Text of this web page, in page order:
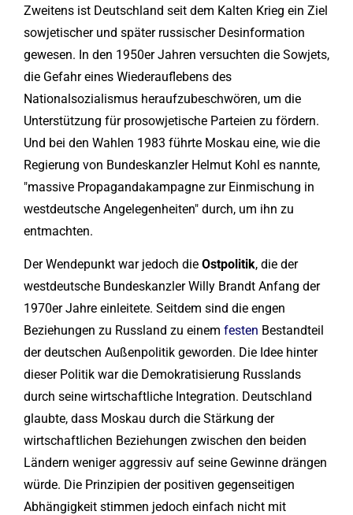
Zweitens ist Deutschland seit dem Kalten Krieg ein Ziel
sowjetischer und später russischer Desinformation
gewesen. In den 1950er Jahren versuchten die Sowjets,
die Gefahr eines Wiederauflebens des
Nationalsozialismus heraufzubeschwören, um die
Unterstützung für prosowjetische Parteien zu fördern.
Und bei den Wahlen 1983 führte Moskau eine, wie die
Regierung von Bundeskanzler Helmut Kohl es nannte,
"massive Propagandakampagne zur Einmischung in
westdeutsche Angelegenheiten" durch, um ihn zu
entmachten.
Der Wendepunkt war jedoch die Ostpolitik, die der
westdeutsche Bundeskanzler Willy Brandt Anfang der
1970er Jahre einleitete. Seitdem sind die engen
Beziehungen zu Russland zu einem festen Bestandteil
der deutschen Außenpolitik geworden. Die Idee hinter
dieser Politik war die Demokratisierung Russlands
durch seine wirtschaftliche Integration. Deutschland
glaubte, dass Moskau durch die Stärkung der
wirtschaftlichen Beziehungen zwischen den beiden
Ländern weniger aggressiv auf seine Gewinne drängen
würde. Die Prinzipien der positiven gegenseitigen
Abhängigkeit stimmen jedoch einfach nicht mit